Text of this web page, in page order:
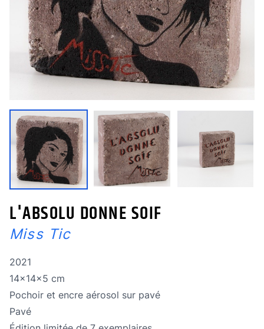
L'ABSOLU DONNE SOIF
Miss Tic
Année de réalisation
2021
Dimensions
14x14x5 cm
Technique
Pochoir et encre aérosol sur pavé
Technique
Pavé